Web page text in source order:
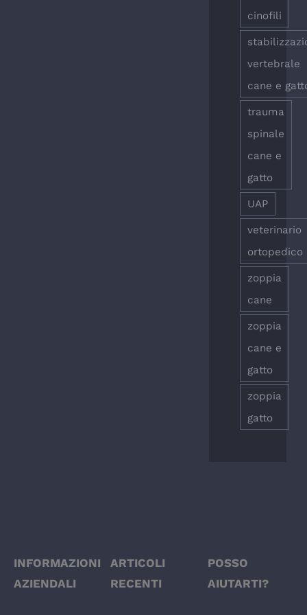
cinofili
vertebrale
cane e
trauma
spinale
cane e
gatto
UAP
veterinario
ortopedico
zoppia
cane
zoppia
cane e
gatto
zoppia
gatto
INFORMAZIONI
AZIENDALI
ARTICOLI
RECENTI
POSSO
AIUTARTI?